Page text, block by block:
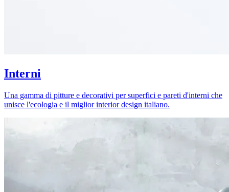
Interni
Una gamma di pitture e decorativi per superfici e pareti d'interni che
unisce l'ecologia e il miglior interior design italiano.